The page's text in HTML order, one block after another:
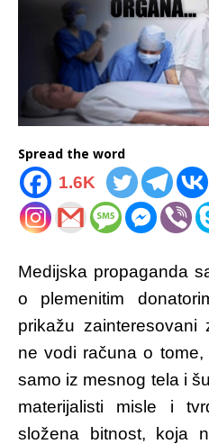
Spread the word
1.6K
Medijska propaganda
o plemenitim
prikažu
ne vodi računa o
samo iz mesnog tela i
materijalisti misle i
složena bitnost, koja